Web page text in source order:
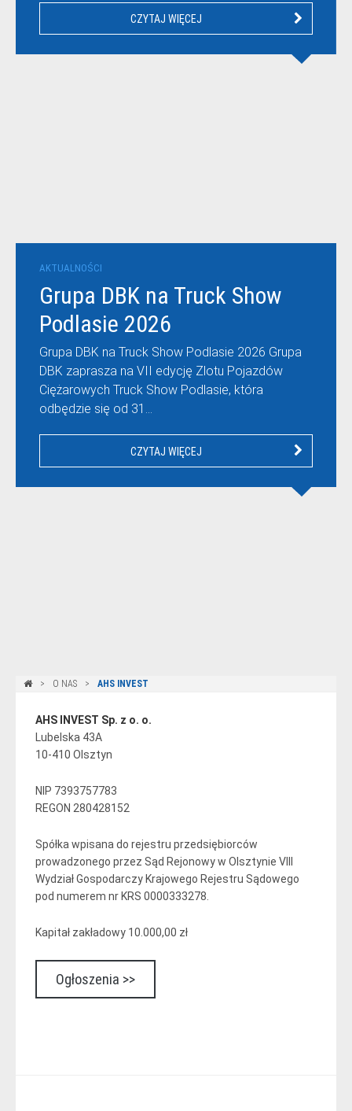
CZYTAJ WIĘCEJ
AKTUALNOŚCI
Grupa DBK na Truck Show
Podlasie 2026
Grupa DBK na Truck Show Podlasie 2026 Grupa
DBK zaprasza na VII edycję Zlotu Pojazdów
Ciężarowych Truck Show Podlasie, która
odbędzie się od 31…
CZYTAJ WIĘCEJ
O NAS AHS INVEST
AHS INVEST Sp. z o. o.
Lubelska 43A
10-410 Olsztyn
NIP 7393757783
REGON 280428152
Spółka wpisana do rejestru przedsiębiorców
prowadzonego przez Sąd Rejonowy w Olsztynie VIII
Wydział Gospodarczy Krajowego Rejestru Sądowego
pod numerem nr KRS 0000333278.
Kapitał zakładowy 10.000,00 zł
Ogłoszenia >>